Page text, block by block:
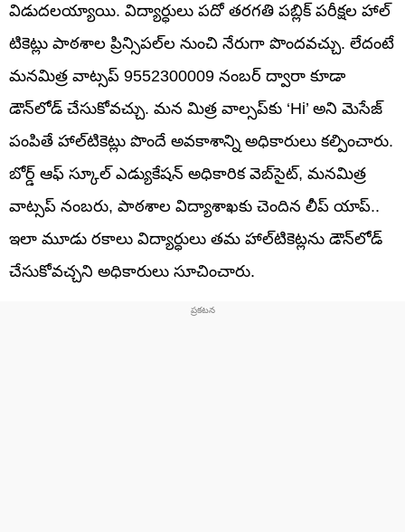
విడుదలయ్యాయి. విద్యార్ధులు పదో తరగతి పబ్లిక్‌ పరీక్షల హాల్‌
టికెట్లు పాఠశాల ప్రిన్సిపల్‌ల నుంచి నేరుగా పొందవచ్చు. లేదంటే
మనమిత్ర వాట్సప్ 9552300009 నంబర్‌ ద్వారా కూడా
డౌన్‌లోడ్ చేసుకోవచ్చు. మన మిత్ర వాల్సప్‌కు ‘Hi’ అని మెసేజ్‌
పంపితే హాల్‌టికెట్లు పొందే అవకాశాన్ని అధికారులు కల్పించారు.
బోర్డ్ ఆఫ్ స్కూల్ ఎడ్యుకేషన్ అధికారిక వెబ్‌సైట్‌, మనమిత్ర
వాట్సప్ నంబరు, పాఠశాల విద్యాశాఖకు చెందిన లీప్‌ యాప్‌..
ఇలా మూడు రకాలు విద్యార్ధులు తమ హాల్‌టికెట్లను డౌన్‌లోడ్‌
చేసుకోవచ్చని అధికారులు సూచించారు.